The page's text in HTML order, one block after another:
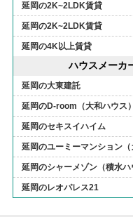
延岡の2K~2LDK賃貸
延岡の2K~2LDK賃貸
延岡の4K以上賃貸
ハウスメーカ
延岡の大東建託
延岡のD-room（大和ハウス）
延岡のセキスイハイム
延岡のユーミーマンション（
延岡のシャーメゾン（積水ハ
延岡のレオパレス21